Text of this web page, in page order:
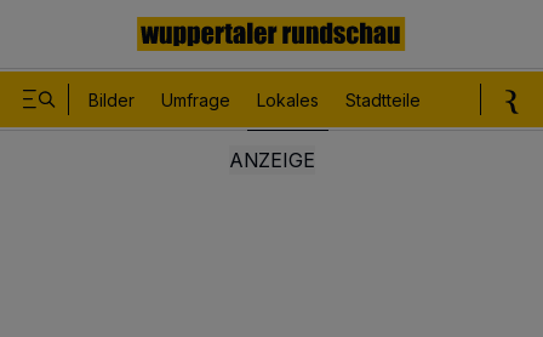
Bilder Umfrage Lokales Stadtteile